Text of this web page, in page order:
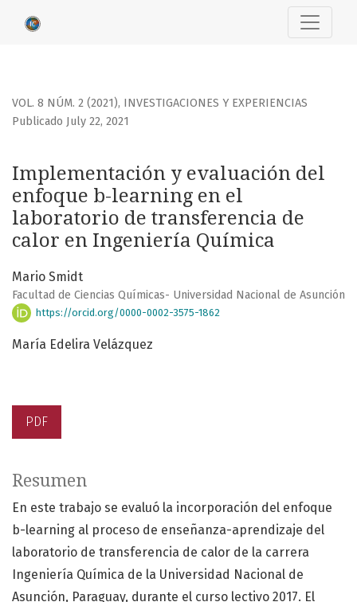
Implementación y evaluación del enfoque b-learning en
VOL. 8 NÚM. 2 (2021), INVESTIGACIONES Y EXPERIENCIAS
Implementación y evaluación del
enfoque b-learning en el
laboratorio de transferencia de
calor en Ingeniería Química
Publicado July 22, 2021
Mario Smidt
Facultad de Ciencias Químicas- Universidad Nacional de Asunción
https://orcid.org/0000-0002-3575-1862
María Edelira Velázquez
PDF
Resumen
En este trabajo se evaluó la incorporación del enfoque
b-learning al proceso de enseñanza-aprendizaje del
laboratorio de transferencia de calor de la carrera
Ingeniería Química de la Universidad Nacional de
Asunción, Paraguay, durante el curso lectivo 2017. El